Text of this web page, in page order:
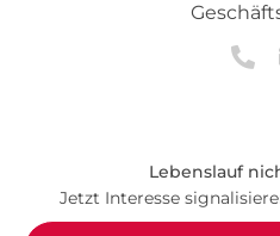
Lebenslauf
Jetzt Interesse